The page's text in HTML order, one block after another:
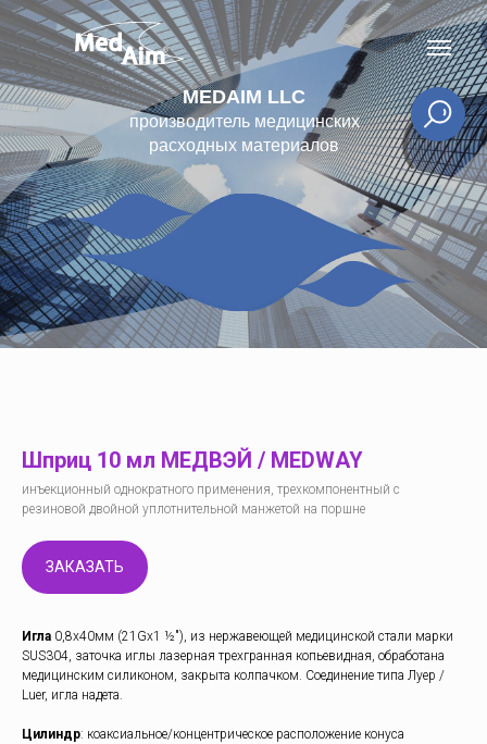
MEDAIM LLC
производитель медицинских
расходных материалов
Шприц 10 мл МЕДВЭЙ / MEDWAY
инъекционный однократного применения, трехкомпонентный с
резиновой двойной уплотнительной манжетой на поршне
ЗАКАЗАТЬ
Игла 0,8х40мм (21Gх1 ½"), из нержавеющей медицинской стали марки
SUS304, заточка иглы лазерная трехгранная копьевидная, обработана
медицинским силиконом, закрыта колпачком. Соединение типа Луер /
Luer, игла надета.
Цилиндр: коаксиальное/концентрическое расположение конуса